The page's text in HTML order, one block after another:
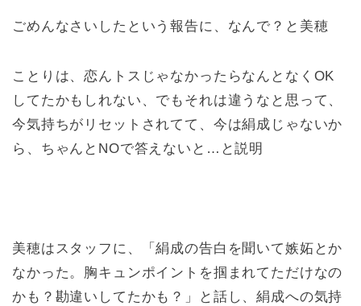
ごめんなさいしたという報告に、なんで？と美穂
ことりは、恋んトスじゃなかったらなんとなくOK
してたかもしれない、でもそれは違うなと思って、
今気持ちがリセットされてて、今は絹成じゃないか
ら、ちゃんとNOで答えないと…と説明
美穂はスタッフに、「絹成の告白を聞いて嫉妬とか
なかった。胸キュンポイントを掴まれてただけなの
かも？勘違いしてたかも？」と話し、絹成への気持